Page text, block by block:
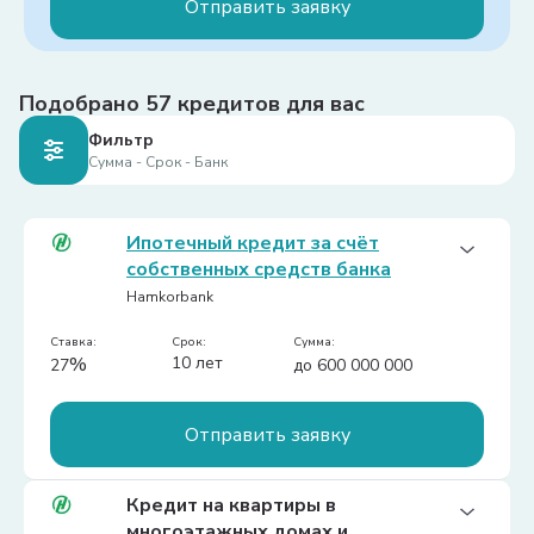
Первоначальный взнос:
Дополнительная информация:
Сумма кредита :
- по городу Ташкенту – до 800 миллионов
сумов.
- Для Республики Каракалпакстан и областей –
Отправить заявку
выдаются на приобретение
автотранспортных средствс с вторичного
рынка
Первоначальный взнос:
Для вторичного – до 1500-кратного размера
БРВ
Подобрано 57 кредитов для вас
Фильтр
Сумма - Срок - Банк
Ипотечный кредит за счёт
собственных средств банка
Hamkorbank
Ставка:
27%
срок:
10 лет
сумма:
до 600 000 000
Отправить заявку
Цель:
Кредит на квартиры в